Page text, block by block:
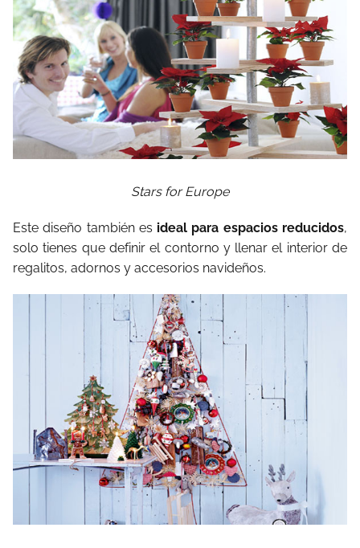
Stars for Europe
Este diseño también es ideal para espacios reducidos,
solo tienes que definir el contorno y llenar el interior de
regalitos, adornos y accesorios navideños.